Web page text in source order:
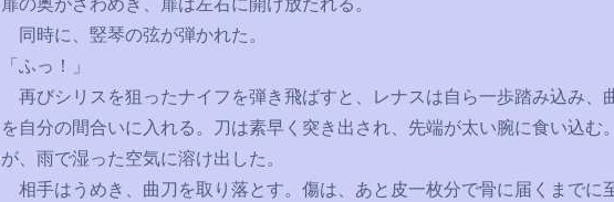
扉の奥がざわめき、扉は左右に開け放たれる。
同時に、竪琴の弦が弾かれた。
「ふっ！」
再びシリスを狙ったナイフを弾き飛ばすと、レナスは自ら一歩踏み込み、
を自分の間合いに入れる。刀は素早く突き出され、先端が太い腕に食い込む
が、雨で湿った空気に溶け出した。
相手はうめき、曲刀を取り落とす。傷は、あと皮一枚分で骨に届くまでに